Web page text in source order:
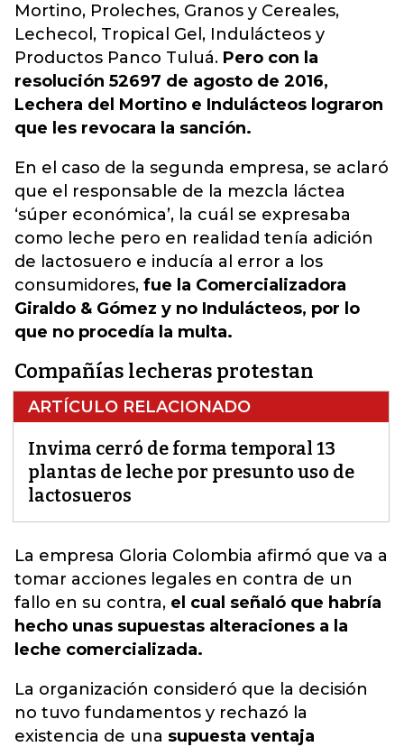
Mortino, Proleches, Granos y Cereales,
Lechecol, Tropical Gel, Indulácteos y
Productos Panco Tuluá. Pero con la
resolución 52697 de agosto de 2016,
Lechera del Mortino e Indulácteos lograron
que les revocara la sanción.
En el caso de la segunda empresa, se aclaró
que el responsable de la mezcla láctea
‘súper económica’, la cuál se expresaba
como leche pero en realidad tenía adición
de lactosuero e inducía al error a los
consumidores, fue la Comercializadora
Giraldo & Gómez y no Indulácteos, por lo
que no procedía la multa.
Compañías lecheras protestan
ARTÍCULO RELACIONADO
Invima cerró de forma temporal 13
plantas de leche por presunto uso de
lactosueros
La empresa Gloria Colombia afirmó que va a
tomar acciones legales en contra de un
fallo en su contra, el cual señaló que habría
hecho unas supuestas alteraciones a la
leche comercializada.
La organización consideró que la decisión
no tuvo fundamentos y rechazó la
existencia de una supuesta ventaja